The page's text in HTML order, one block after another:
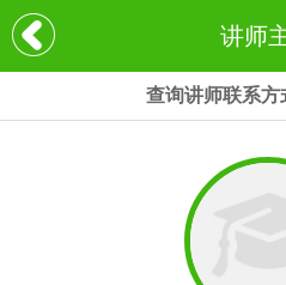
讲师
查询讲师联系